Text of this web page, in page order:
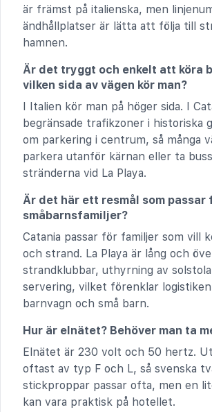
är främst på italienska, men
ändhållplatser är lätta att följa till
hamnen.
Är det tryggt och enkelt att köra
vilken sida av vägen kör man?
I Italien kör man på höger sida. I
begränsade trafikzoner i historiska
om parkering i centrum, så många
parkera utanför kärnan eller ta
stränderna vid La Playa.
Är det här ett resmål som passar
småbarnsfamiljer?
Catania passar för familjer som vill
och strand. La Playa är lång och
strandklubbar, uthyrning av
servering, vilket förenklar
barnvagn och små barn.
Hur är elnätet? Behöver man ta
Elnätet är 230 volt och 50 hertz.
oftast av typ F och L, så svenska
stickproppar passar ofta, men en
kan vara praktisk på hotellet.